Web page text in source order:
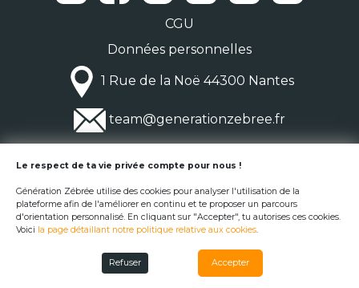
CGU
Données personnelles
1 Rue de la Noë 44300 Nantes
team@generationzebree.fr
© Génération Zébrée 2026
Le respect de ta vie privée compte pour nous !
Génération Zébrée utilise des cookies pour analyser l'utilisation de la
plateforme afin de l'améliorer en continu et te proposer un parcours
d'orientation personnalisé. En cliquant sur "Accepter", tu autorises ces cookies.
Voici la page détaillant notre politique relative aux cookies.
Refuser Accepter